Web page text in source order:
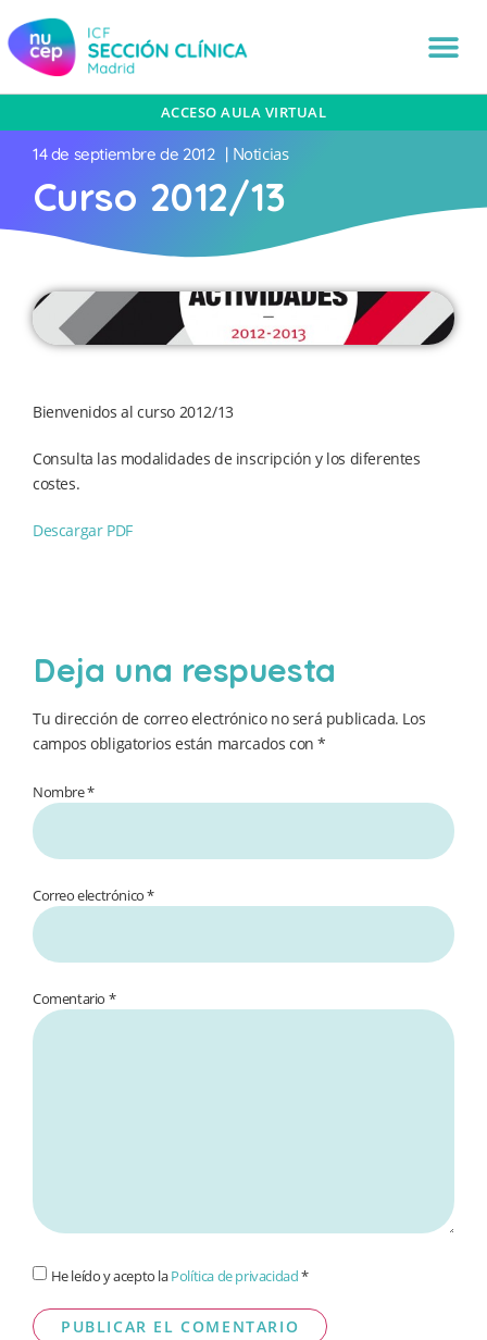
ACCESO AULA VIRTUAL
14 de septiembre de 2012 | Noticias
Curso 2012/13
Bienvenidos al curso 2012/13
Consulta las modalidades de inscripción y los diferentes
costes.
Descargar PDF
Deja una respuesta
Tu dirección de correo electrónico no será publicada. Los
campos obligatorios están marcados con*
Nombre *
Correo electrónico *
Comentario *
He leído y acepto laPolítica de privacidad*